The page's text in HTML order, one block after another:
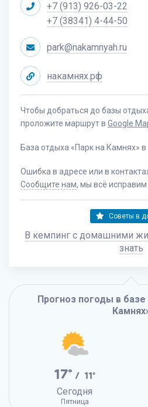
+7 (913) 926-03-22
+7 (38341) 4-44-50
park@nakamnyah.ru
накамнях.рф
Чтобы добраться до базы
проложите маршрут в Google
База отдыха «Парк на Камнях» в
Ошибка в адресе или в
Сообщите нам, мы всё исправим
Советы в
В кемпинг с домашними
знать
Прогноз погоды в
17° / 11°
Сегодня
Пятница